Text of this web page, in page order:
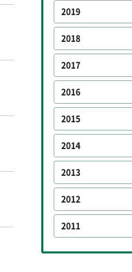
2019
2018
2017
2016
2015
2014
2013
2012
2011